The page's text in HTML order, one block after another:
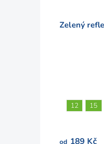
Zelený
5
od 189 Kč
12 15